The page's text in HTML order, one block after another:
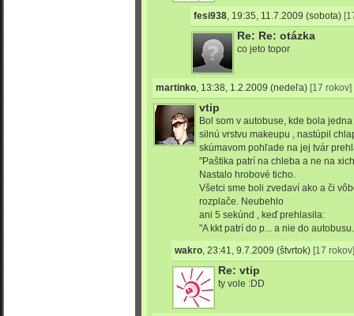
fesi938, 19:35, 11.7.2009 (sobota)
Re: Re: otázka
co jeto topor
martinko, 13:38, 1.2.2009 (nedeľa) [17 rokov]
vtip
Bol som v autobuse, kde bola
silnú vrstvu makeupu , nastúpil
skúmavom pohľade na jej tvár
"Paštika patrí na chleba a ne na
Nastalo hrobové ticho.
Všetci sme boli zvedaví ako a či
rozplače. Neubehlo
ani 5 sekúnd , keď prehlasila:
"A kkt patrí do p... a nie do
wakro, 23:41, 9.7.2009 (štvrtok) [17 rokov]
Re: vtip
ty vole :DD